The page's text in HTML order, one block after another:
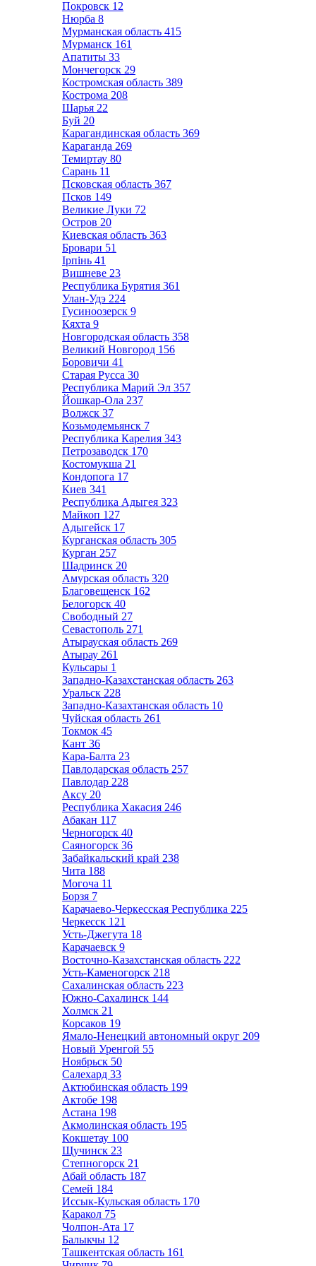
Покровск 12
Нюрба 8
Мурманская область 415
Мурманск 161
Апатиты 33
Мончегорск 29
Костромская область 389
Кострома 208
Шарья 22
Буй 20
Карагандинская область 369
Караганда 269
Темиртау 80
Сарань 11
Псковская область 367
Псков 149
Великие Луки 72
Остров 20
Киевская область 363
Бровари 51
Ірпінь 41
Вишневе 23
Республика Бурятия 361
Улан-Удэ 224
Гусиноозерск 9
Кяхта 9
Новгородская область 358
Великий Новгород 156
Боровичи 41
Старая Русса 30
Республика Марий Эл 357
Йошкар-Ола 237
Волжск 37
Козьмодемьянск 7
Республика Карелия 343
Петрозаводск 170
Костомукша 21
Кондопога 17
Киев 341
Республика Адыгея 323
Майкоп 127
Адыгейск 17
Курганская область 305
Курган 257
Шадринск 20
Амурская область 320
Благовещенск 162
Белогорск 40
Свободный 27
Севастополь 271
Атырауская область 269
Атырау 261
Кульсары 1
Западно-Казахстанская область 263
Уральск 228
Западно-Казахтанская область 10
Чуйская область 261
Токмок 45
Кант 36
Кара-Балта 23
Павлодарская область 257
Павлодар 228
Аксу 20
Республика Хакасия 246
Абакан 117
Черногорск 40
Саяногорск 36
Забайкальский край 238
Чита 188
Могоча 11
Борзя 7
Карачаево-Черкесская Республика 225
Черкесск 121
Усть-Джегута 18
Карачаевск 9
Восточно-Казахстанская область 222
Усть-Каменогорск 218
Сахалинская область 223
Южно-Сахалинск 144
Холмск 21
Корсаков 19
Ямало-Ненецкий автономный округ 209
Новый Уренгой 55
Ноябрьск 50
Салехард 33
Актюбинская область 199
Актобе 198
Астана 198
Акмолинская область 195
Кокшетау 100
Щучинск 23
Степногорск 21
Абай область 187
Семей 184
Иссык-Кульская область 170
Каракол 75
Чолпон-Ата 17
Балыкчы 12
Ташкентская область 161